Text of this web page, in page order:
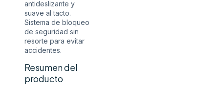
antideslizante y
suave al tacto.
Sistema de bloqueo
de seguridad sin
resorte para evitar
accidentes.
Resumen del
producto